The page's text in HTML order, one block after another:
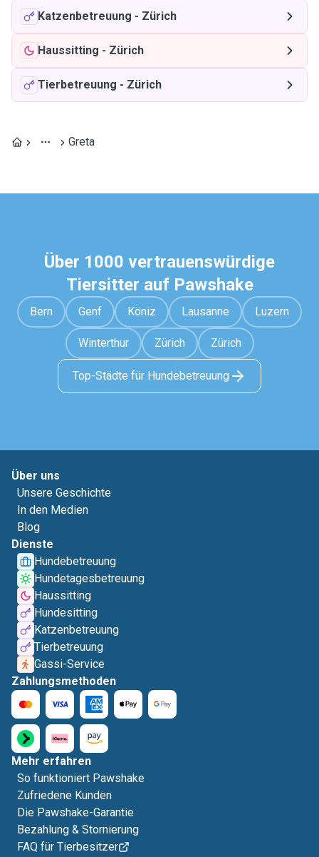
Katzenbetreuung - Zürich
Haussitting - Zürich
Tierbetreuung - Zürich
Greta
Über 1000 vertrauenswürdige
Tiersitter auf Pawshake
Bern Genf Köniz Lausanne Luzern
Winterthur Zürich Zürich
Top-Städte für Hundebetreuung
Über uns
Unsere Geschichte
In den Medien
Blog
Dienste
Hundebetreuung
Hundetagesbetreuung
Haussitting
Hundesitting
Katzenbetreuung
Tierbetreuung
Gassi-Service
Zahlungsmethoden
Mehr erfahren
So funktioniert Pawshake
Zufriedene Kunden
Die Pawshake-Garantie
Bezahlung & Stornierung
FAQ für Tierbesitzer